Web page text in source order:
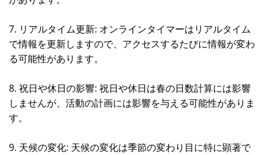
7. リアルタイム更新: オンラインタイマーはリアルタイム
で情報を更新しますので、アクセスするたびに情報が変わ
る可能性があります。
8. 祝日や休日の影響: 祝日や休日は春の日数計算には影響
しませんが、活動の計画には影響を与える可能性がありま
す。
9. 天候の変化: 天候の変化は季節の変わり目に特に顕著で